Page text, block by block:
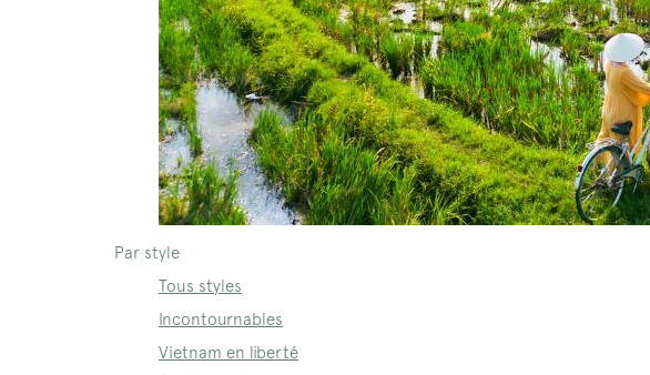
Par style
Tous styles
Incontournables
Vietnam en liberté